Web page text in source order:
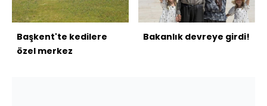
Başkent'te kedilere
özel merkez
Bakanlık devreye girdi!